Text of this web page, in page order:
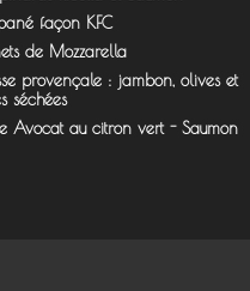
façon KFC
de Mozzarella
provençale : jambon, olives et
séchées
Avocat au citron vert - Saumon